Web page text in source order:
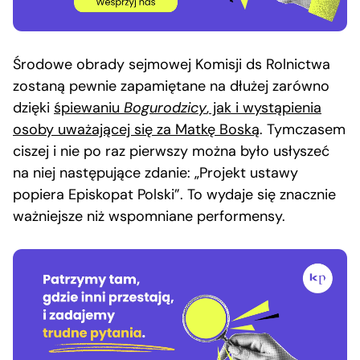
Środowe obrady sejmowej Komisji ds Rolnictwa
zostaną pewnie zapamiętane na dłużej zarówno
dzięki śpiewaniu Bogurodzicy, jak i wystąpienia
osoby uważającej się za Matkę Boską. Tymczasem
ciszej i nie po raz pierwszy można było usłyszeć
na niej następujące zdanie: „Projekt ustawy
popiera Episkopat Polski”. To wydaje się znacznie
ważniejsze niż wspomniane performensy.